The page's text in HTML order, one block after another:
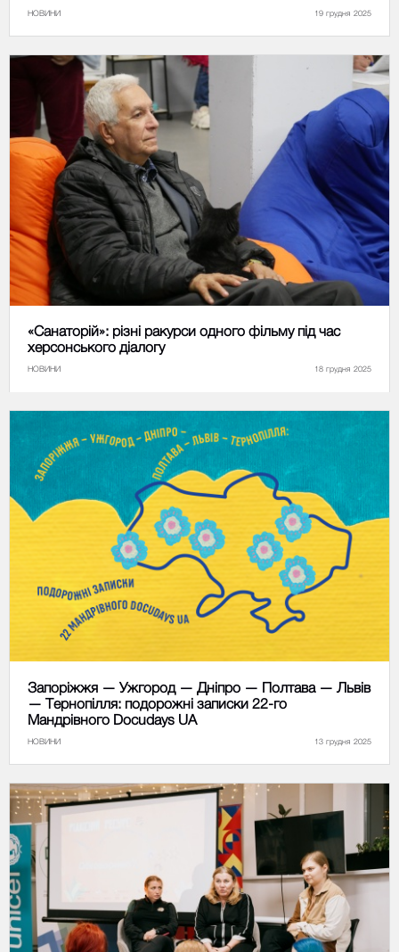
НОВИНИ 19 грудня 2025
«Санаторій»: різні ракурси одного фільму під час
херсонського діалогу
НОВИНИ 18 грудня 2025
Запоріжжя — Ужгород — Дніпро — Полтава — Львів
— Тернопілля: подорожні записки 22-го
Мандрівного Docudays UA
НОВИНИ 13 грудня 2025